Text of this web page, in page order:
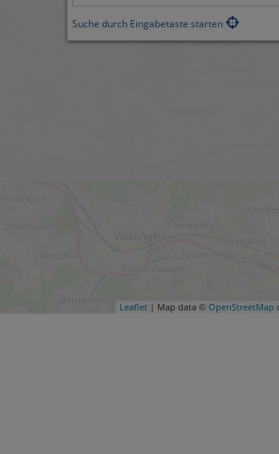
Suche durch Eingabetaste starten
Leaflet | Map data © OpenStreetMap